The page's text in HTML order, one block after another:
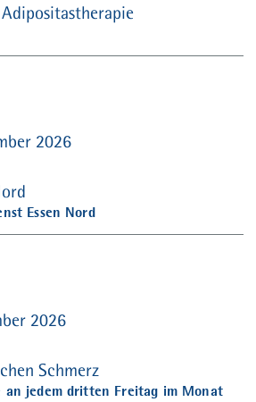
2026
Essen Nord
2026
Schmerz
an jedem dritten Freitag im Monat